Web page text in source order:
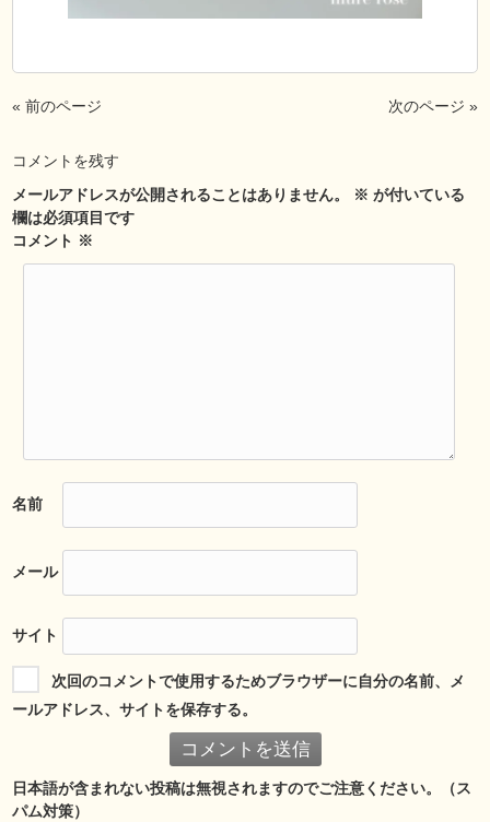
« 前のページ 次のページ »
コメントを残す
メールアドレスが公開されることはありません。
※ が付いている
欄は必須項目です
コメント ※
名前
メール
サイト
次回のコメントで使用するためブラウザーに自分の名前、メ
ールアドレス、サイトを保存する。
日本語が含まれない投稿は無視されますのでご注意ください。（ス
パム対策）